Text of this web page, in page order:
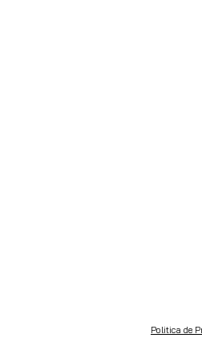
Politica de